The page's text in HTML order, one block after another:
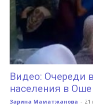
Видео: Очереди
населения в Оше
Зарина Маматжанова - 21